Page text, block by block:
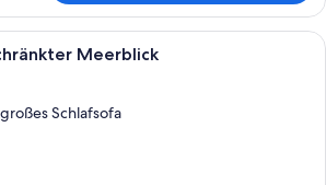
Eine kompakte Küche mit
Meerblick
Schlafsofa